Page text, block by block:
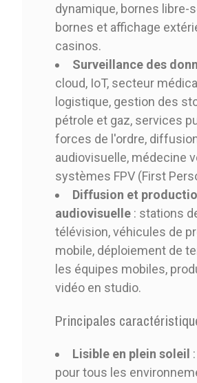
dynamique, bornes libre-
bornes et affichage
casinos.
Surveillance des
cloud, IoT, secteur
logistique, gestion des
pétrole et gaz, services
forces de l'ordre,
audiovisuelle, médecine
systèmes FPV (First
Diffusion et
audiovisuelle : stations
télévision, véhicules de
mobile, déploiement de
les équipes mobiles,
vidéo en studio.
Principales
Lisible en plein soleil
pour tous les